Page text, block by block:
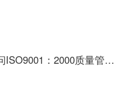
我们是生产空调的公司，请问ISO9001：2000质量管理体系认证营业课需要准备什么材料